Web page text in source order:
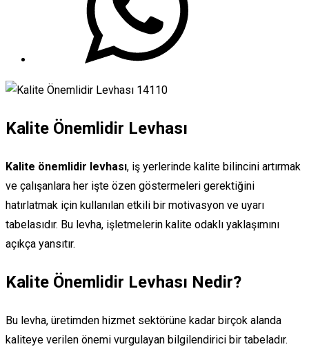
Kalite Önemlidir Levhası
Kalite önemlidir levhası, iş yerlerinde kalite bilincini artırmak
ve çalışanlara her işte özen göstermeleri gerektiğini
hatırlatmak için kullanılan etkili bir motivasyon ve uyarı
tabelasıdır. Bu levha, işletmelerin kalite odaklı yaklaşımını
açıkça yansıtır.
Kalite Önemlidir Levhası Nedir?
Bu levha, üretimden hizmet sektörüne kadar birçok alanda
kaliteye verilen önemi vurgulayan bilgilendirici bir tabeladır.